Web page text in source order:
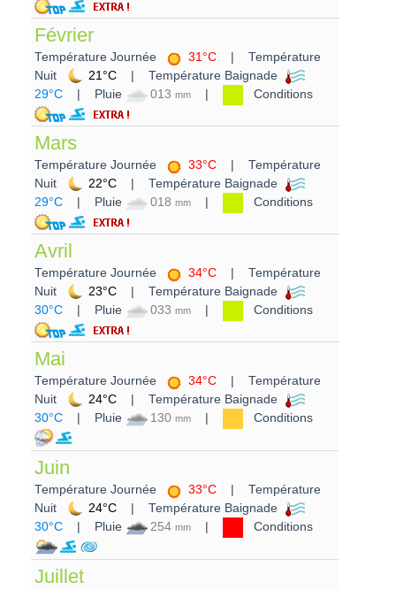
Février
Température Journée 31°C | Température
Nuit
21°C | Température Baignade
29°C | Pluie 013 mm Conditions
Mars
Température Journée 33°C | Température
Nuit
22°C | Température Baignade
29°C | Pluie 018 mm Conditions
Avril
Température Journée 34°C | Température
Nuit
23°C | Température Baignade
30°C | Pluie 033 mm Conditions
Mai
Température Journée 34°C | Température
Nuit
24°C | Température Baignade
30°C | Pluie 130 mm Conditions
Juin
Température Journée 33°C | Température
Nuit
24°C | Température Baignade
30°C | Pluie 254 mm Conditions
Juillet